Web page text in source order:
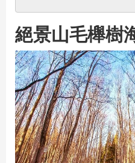
絕景山毛櫸樹